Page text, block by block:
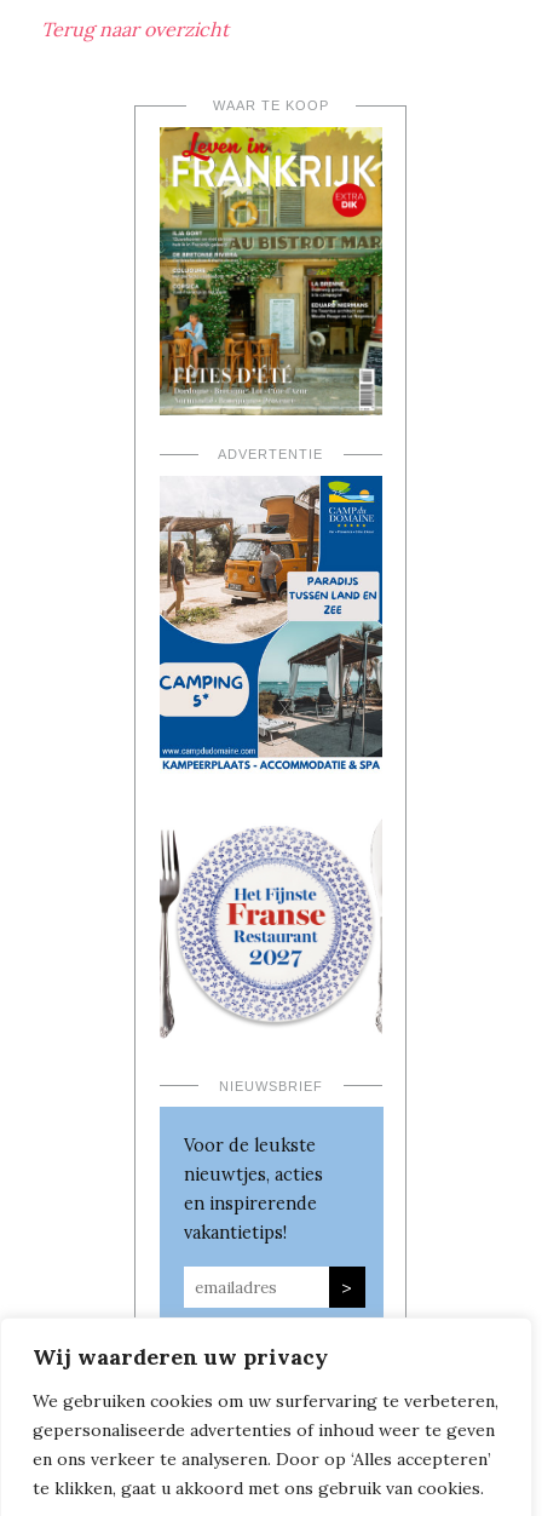
Wij waarderen uw privacy
We gebruiken cookies om uw surfervaring te verbeteren,
gepersonaliseerde advertenties of inhoud weer te geven
en ons verkeer te analyseren. Door op ‘Alles accepteren’
te klikken, gaat u akkoord met ons gebruik van cookies.
Terug naar overzicht
WAAR TE KOOP
ADVERTENTIE
NIEUWSBRIEF
Voor de leukste
nieuwtjes, acties
en inspirerende
vakantietips!